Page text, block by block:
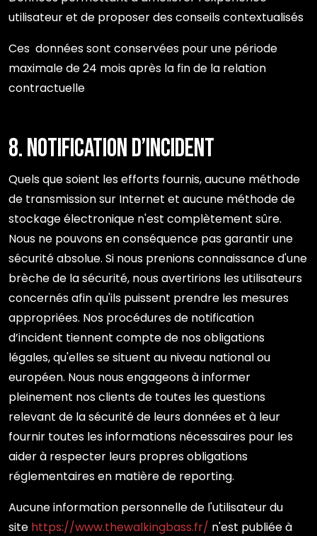
utilisateur et de proposer des conseils contextualisés
Ces données sont conservées pour une période
maximale de 24 mois après la fin de la relation
contractuelle
8. Notification d’incident
Quels que soient les efforts fournis, aucune méthode
de transmission sur Internet et aucune méthode de
stockage électronique n'est complètement sûre.
Nous ne pouvons en conséquence pas garantir une
sécurité absolue. Si nous prenions connaissance d'une
brèche de la sécurité, nous avertirions les utilisateurs
concernés afin qu'ils puissent prendre les mesures
appropriées. Nos procédures de notification
d’incident tiennent compte de nos obligations
légales, qu'elles se situent au niveau national ou
européen. Nous nous engageons à informer
pleinement nos clients de toutes les questions
relevant de la sécurité de leurs données et à leur
fournir toutes les informations nécessaires pour les
aider à respecter leurs propres obligations
réglementaires en matière de reporting.
Aucune information personnelle de l'utilisateur du
site https://www.thewalkingbass.fr/ n'est publiée à